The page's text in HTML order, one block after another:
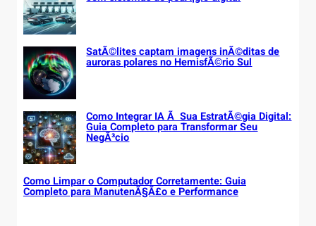
SatÃ©lites captam imagens inÃ©ditas de
auroras polares no HemisfÃ©rio Sul
Como Integrar IA Ã Sua EstratÃ©gia Digital:
Guia Completo para Transformar Seu
NegÃ³cio
Como Limpar o Computador Corretamente: Guia
Completo para ManutenÃ§Ã£o e Performance